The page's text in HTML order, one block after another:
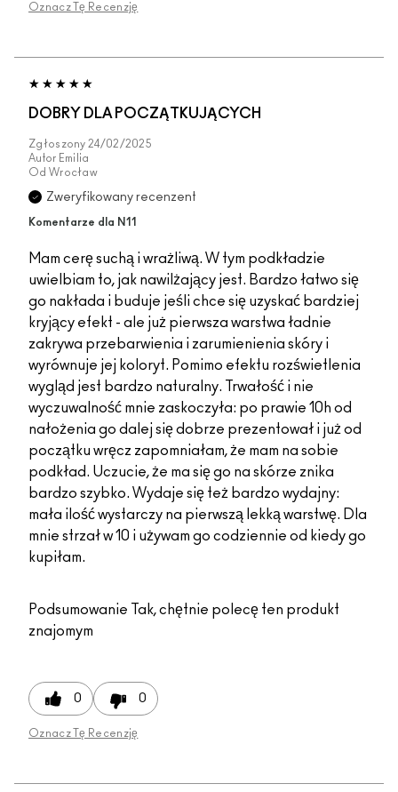
Oznacz Tę Recenzję
DOBRY DLA POCZĄTKUJĄCYCH
Zgłoszony 24/02/2025
Autor Emilia
Od Wrocław
Zweryfikowany recenzent
Komentarze dla N11
Mam cerę suchą i wrażliwą. W tym podkładzie
uwielbiam to, jak nawilżający jest. Bardzo łatwo się
go nakłada i buduje jeśli chce się uzyskać bardziej
kryjący efekt - ale już pierwsza warstwa ładnie
zakrywa przebarwienia i zarumienienia skóry i
wyrównuje jej koloryt. Pomimo efektu rozświetlenia
wygląd jest bardzo naturalny. Trwałość i nie
wyczuwalność mnie zaskoczyła: po prawie 10h od
nałożenia go dalej się dobrze prezentował i już od
początku wręcz zapomniałam, że mam na sobie
podkład. Uczucie, że ma się go na skórze znika
bardzo szybko. Wydaje się też bardzo wydajny:
mała ilość wystarczy na pierwszą lekką warstwę. Dla
mnie strzał w 10 i używam go codziennie od kiedy go
kupiłam.
Podsumowanie Tak, chętnie polecę ten produkt
znajomym
0 0
Oznacz Tę Recenzję